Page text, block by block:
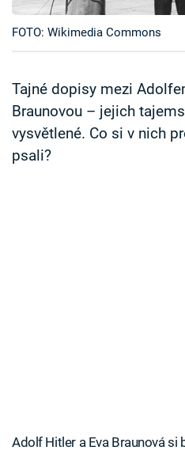
Sledujte prima+
Přihlášení
Sledujte nás
FOTO: Wikimedia Commons
Tajné dopisy mezi
Braunovou – jejich
vysvětlené. Co si v nich
psali?
Adolf Hitler a Eva Braunová si